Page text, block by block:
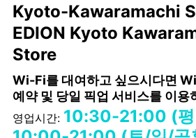
Kyoto-Kawaramachi
EDION Kyoto
Store
Wi-Fi를 대여하고 싶으시다면
예약 및 당일 픽업 서비스를 이용
영업시간: 10:30-21:00 (